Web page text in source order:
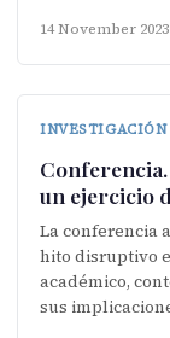
14 November 2023
INVESTIGACIÓN
un ejercicio
La conferencia
hito disruptivo
académico,
sus